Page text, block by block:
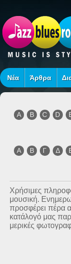
Νέα Άρθρα
A B C D
Α Β Γ Δ
Χρήσιμες
μουσική.
προσφέρει πέρα
κατάλογό μας
μερικές